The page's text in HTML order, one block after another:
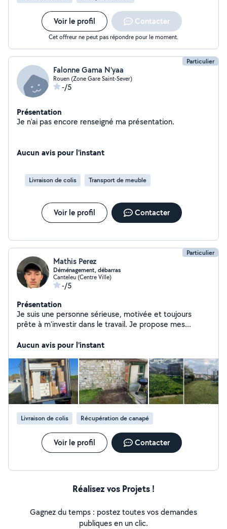
Voir le profil Contacter
Cet offreur ne peut pas répondre pour le moment.
Particulier
Falonne Gama N'yaa
Rouen (Zone Gare Saint-Sever)
-/5
Présentation
Je n'ai pas encore renseigné ma présentation.
Aucun avis pour l'instant
Livraison de colis Transport de meuble
Voir le profil Contacter
Particulier
Mathis Perez
Déménagement, débarras
Canteleu (Centre Ville)
-/5
Présentation
Je suis une personne sérieuse, motivée et toujours
prête à m'investir dans le travail. Je propose mes
efficacité et bonne organisation. Ponctuel, dynamique
déroule dans les meilleures conditions, en respectant
vos biens et vos attentes. Que ce soit pour vider un
logement, transporter des meubles ou vous aider lors
d'un déménagement, je suis là pour vous simplifier la
tâche. N'hésitez pas à me contacter !
Aucun avis pour l'instant
Livraison de colis Récupération de canapé
Voir le profil Contacter
Réalisez vos Projets !
Gagnez du temps : postez toutes vos demandes
publiques en un clic.